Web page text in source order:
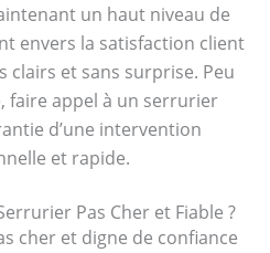
un haut niveau de
envers la satisfaction client
clairs et sans surprise. Peu
faire appel à un serrurier
d’une intervention
et rapide.
Pas Cher et Fiable ?
cher et digne de confiance